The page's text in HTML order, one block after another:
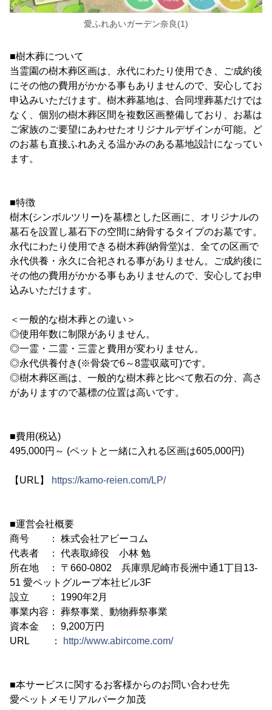
愛ふれあいガーデン奈良(1)
■樹木葬について
当霊園の樹木葬区画は、永代にわたり使用でき、ご成約後
にその他の費用がかかる事もありませんので、安心してお
申込みいただけます。樹木葬墓地は、合同埋葬墓だけでは
なく、個別の樹木葬区間を複数区画整備しており、お墓は
ご家族のご要望にあわせたオリジナルデザインが可能。ど
のお墓も直接ふれあえる温かみのある墓地設計になってい
ます。
■特徴
樹木(シンボルツリー)を墓標とした区画に、オリジナルの
墓石を設置し墓石下の空間に納骨するタイプのお墓です。
永代にわたり使用できる樹木葬(納骨堂)は、全ての区画で
永代供養・永久に合祀される事がありません。ご成約後に
その他の費用がかかる事もありませんので、安心してお申
込みいただけます。
＜一般的な樹木葬との違い＞
◎使用年数に制限がありません。
◎一霊・二霊・三霊と費用が変わりません。
◎永代供養付き(※骨袋で6～8霊収蔵可)です。
◎樹木葬区画は、一般的な樹木葬と比べて敷石の分、高さ
がありますので墓標の位置は高いです。
■費用(税込)
495,000円～ (ペットと一緒に入れる区画は605,000円)
【URL】 https://kamo-reien.com/LP/
■運営会社概要
商号 ： 株式会社アビーコム
代表者 ： 代表取締役 小林 勉
所在地 ： 〒660-0802 兵庫県尼崎市長洲中通1丁目13-
51 愛ペットグループ本社ビル3F
設立 ： 1990年2月
事業内容： 葬祭事業、動物葬祭事業
資本金 ： 9,200万円
URL ：
http://www.abircome.com/
■本サービスに関するお客様からのお問い合わせ先
愛ペットメモリアルパーク加茂